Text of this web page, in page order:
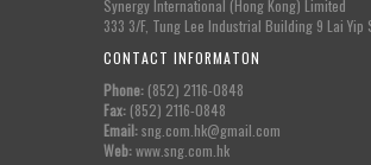
Synergy International (Hong Kong) Limited
333 3/F, Tung Lee Industrial Building 9 Lai Yip
CONTACT INFORMATON
Phone: (852) 2116-0848
Fax: (852) 2116-0848
Email:sng.com.hk@gmail.com
Web:www.sng.com.hk